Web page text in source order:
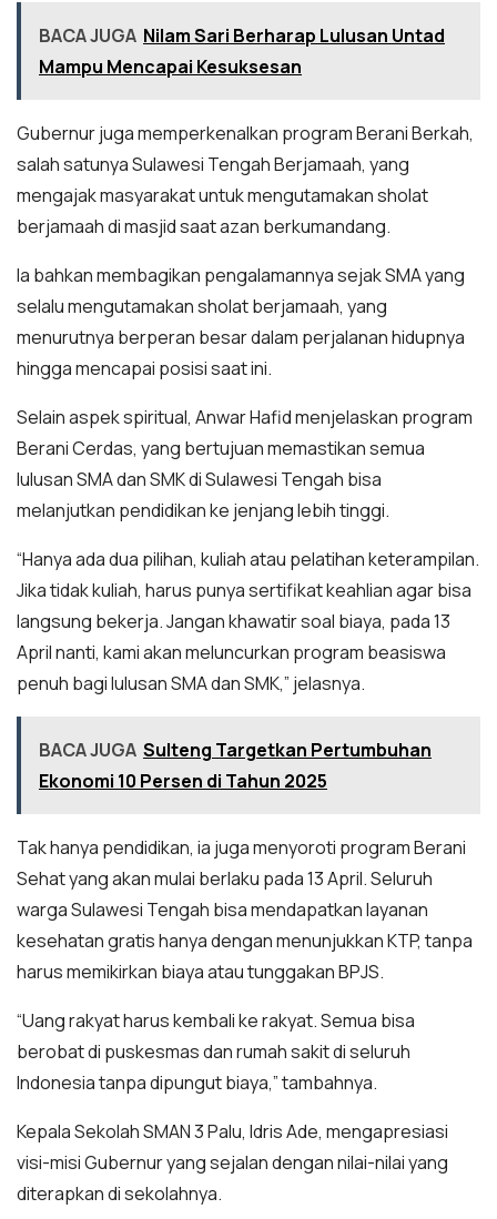
BACA JUGA Nilam Sari Berharap Lulusan Untad
Mampu Mencapai Kesuksesan
Gubernur juga memperkenalkan program Berani Berkah,
salah satunya Sulawesi Tengah Berjamaah, yang
mengajak masyarakat untuk mengutamakan sholat
berjamaah di masjid saat azan berkumandang.
Ia bahkan membagikan pengalamannya sejak SMA yang
selalu mengutamakan sholat berjamaah, yang
menurutnya berperan besar dalam perjalanan hidupnya
hingga mencapai posisi saat ini.
Selain aspek spiritual, Anwar Hafid menjelaskan program
Berani Cerdas, yang bertujuan memastikan semua
lulusan SMA dan SMK di Sulawesi Tengah bisa
melanjutkan pendidikan ke jenjang lebih tinggi.
“Hanya ada dua pilihan, kuliah atau pelatihan keterampilan.
Jika tidak kuliah, harus punya sertifikat keahlian agar bisa
langsung bekerja. Jangan khawatir soal biaya, pada 13
April nanti, kami akan meluncurkan program beasiswa
penuh bagi lulusan SMA dan SMK,” jelasnya.
BACA JUGA Sulteng Targetkan Pertumbuhan
Ekonomi 10 Persen di Tahun 2025
Tak hanya pendidikan, ia juga menyoroti program Berani
Sehat yang akan mulai berlaku pada 13 April. Seluruh
warga Sulawesi Tengah bisa mendapatkan layanan
kesehatan gratis hanya dengan menunjukkan KTP, tanpa
harus memikirkan biaya atau tunggakan BPJS.
“Uang rakyat harus kembali ke rakyat. Semua bisa
berobat di puskesmas dan rumah sakit di seluruh
Indonesia tanpa dipungut biaya,” tambahnya.
Kepala Sekolah SMAN 3 Palu, Idris Ade, mengapresiasi
visi-misi Gubernur yang sejalan dengan nilai-nilai yang
diterapkan di sekolahnya.